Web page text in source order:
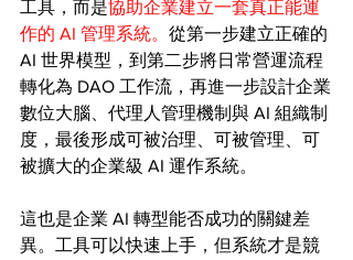
工具，而是協助企業建立一套真正能運
作的 AI 管理系統。 從第一步建立正確的
AI 世界模型，到第二步將日常營運流程
轉化為 DAO 工作流，再進一步設計企業
數位大腦、代理人管理機制與 AI 組織制
度，最後形成可被治理、可被管理、可
被擴大的企業級 AI 運作系統。
這也是企業 AI 轉型能否成功的關鍵差
異。工具可以快速上手，但系統才是競